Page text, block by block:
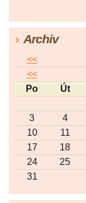
Archiv
<<
<<
Po
Út
3
4
10
11
17
18
24
25
31